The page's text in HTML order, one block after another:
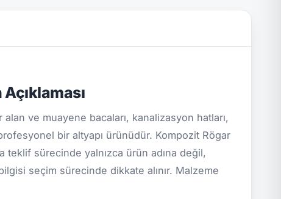
ve muayene bacaları, kanalizasyon hatları,
bir altyapı ürünüdür. Kompozit Rögar
teklif sürecinde yalnızca ürün adına değil,
bilgisi seçim sürecinde dikkate alınır. Malzeme